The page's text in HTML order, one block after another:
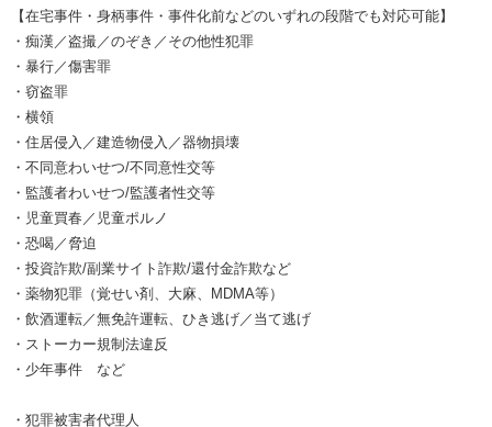
【在宅事件・身柄事件・事件化前などのいずれの段階でも対応可能】
・痴漢／盗撮／のぞき／その他性犯罪
・暴行／傷害罪
・窃盗罪
・横領
・住居侵入／建造物侵入／器物損壊
・不同意わいせつ/不同意性交等
・監護者わいせつ/監護者性交等
・児童買春／児童ポルノ
・恐喝／脅迫
・投資詐欺/副業サイト詐欺/還付金詐欺など
・薬物犯罪（覚せい剤、大麻、MDMA等）
・飲酒運転／無免許運転、ひき逃げ／当て逃げ
・ストーカー規制法違反
・少年事件 など
・犯罪被害者代理人